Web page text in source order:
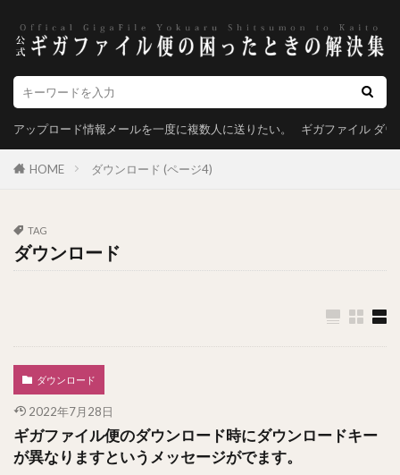
アップロード情報メールを一度に複数人に送りたい。 ギガファイル ダ
HOME ダウンロード (ページ4)
TAG
ダウンロード
ダウンロード
2022年7月28日
ギガファイル便のダウンロード時にダウンロードキー
が異なりますというメッセージがでます。